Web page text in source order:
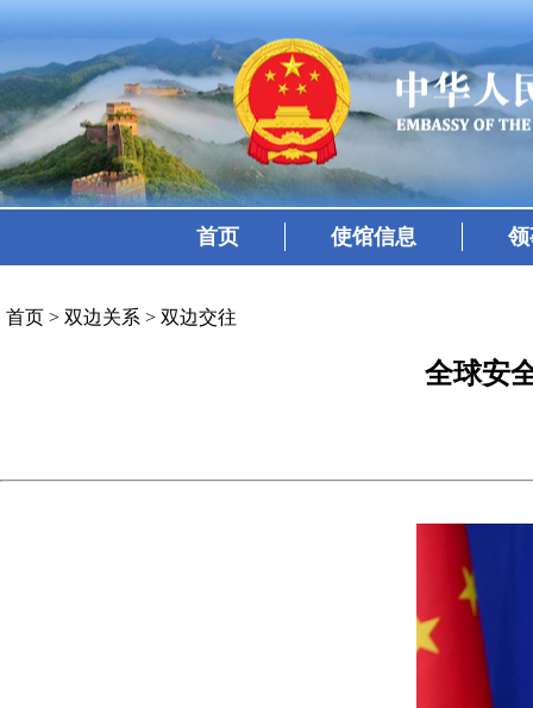
首页 使馆信息
首页 > 双边关系 > 双边交往
全球安